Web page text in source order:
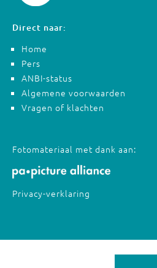
Direct naar:
Home
Pers
ANBI-status
Algemene voorwaarden
Vragen of klachten
Fotomateriaal met dank aan:
Privacy-verklaring